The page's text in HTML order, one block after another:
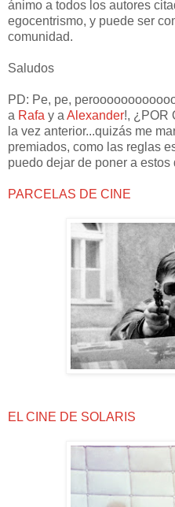
ánimo a todos los autores
egocentrismo, y puede ser
comunidad.
Saludos
PD: Pe, pe,
a Rafa y a Alexander!, ¿POR
la vez anterior...quizás me
premiados, como las reglas
puedo dejar de poner a estos
PARCELAS DE CINE
EL CINE DE SOLARIS